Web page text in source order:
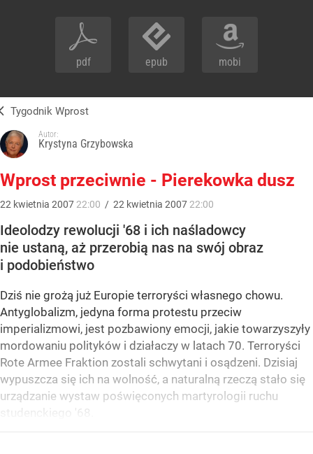
pdf epub mobi
Tygodnik Wprost
Autor:
Krystyna Grzybowska
Wprost przeciwnie - Pierekowka dusz
22 kwietnia 2007 22:00 / 22 kwietnia 2007 22:00
Ideolodzy rewolucji '68 i ich naśladowcy
nie ustaną, aż przerobią nas na swój obraz
i podobieństwo
Dziś nie grożą już Europie terroryści własnego chowu.
Antyglobalizm, jedyna forma protestu przeciw
imperializmowi, jest pozbawiony emocji, jakie towarzyszyły
mordowaniu polityków i działaczy w latach 70. Terroryści
Rote Armee Fraktion zostali schwytani i osądzeni. Dzisiaj
wypuszcza się ich na wolność, a naturalną rzeczą stało się
urządzanie wystaw poświęconych martyrologii ruchu
studenckiego '68.